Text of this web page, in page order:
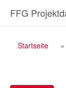
InhaltFFG
Startseite